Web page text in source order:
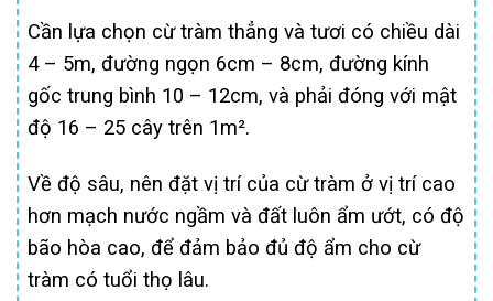
Cần lựa chọn cừ tràm thẳng và tươi có chiều dài
4 – 5m, đường ngọn 6cm – 8cm, đường kính
gốc trung bình 10 – 12cm, và phải đóng với mật
độ 16 – 25 cây trên 1m².
Về độ sâu, nên đặt vị trí của cừ tràm ở vị trí cao
hơn mạch nước ngầm và đất luôn ẩm ướt, có độ
bão hòa cao, để đảm bảo đủ độ ẩm cho cừ
tràm có tuổi thọ lâu.